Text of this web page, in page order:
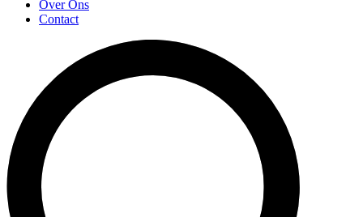
Over Ons
Contact